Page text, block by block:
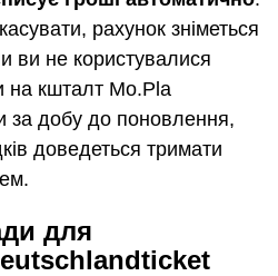
рахунок зніметься
ви не користувалися
на кшталт Mo.Pla
за добу до поновлення,
доведеться тримати
для